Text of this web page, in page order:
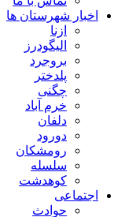
اخبار شهرستان ها
ازنا
الیگودرز
بروجرد
پلدختر
چگنی
خرم آباد
دلفان
دورود
رومشکان
سلسله
کوهدشت
اجتماعی
حوادث